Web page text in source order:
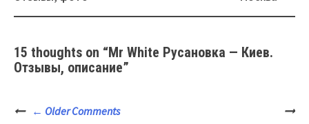
15 thoughts on “Mr White Русановка — Киев.
Отзывы, описание”
Comment
navigation← Older Comments